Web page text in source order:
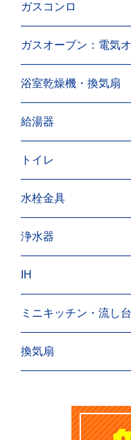
ガスコンロ
ガスオーブン：電気
浴室乾燥機・換気扇
給湯器
トイレ
水栓金具
浄水器
IH
ミニキッチン・流し台
換気扇